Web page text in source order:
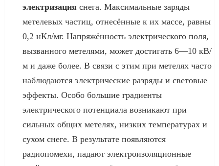
электризация снега. Максимальные заряды
метелевых частиц, отнесённые к их массе, равны
0,2 нКл/мг. Напряжённость электрического поля,
вызванного метелями, может достигать 6—10 кВ/
м и даже более. В связи с этим при метелях часто
наблюдаются электрические разряды и световые
эффекты. Особо большие градиенты
электрического потенциала возникают при
сильных общих метелях, низких температурах и
сухом снеге. В результате появляются
радиопомехи, падают электроизоляционные